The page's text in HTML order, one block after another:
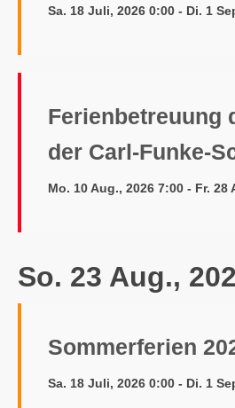
Sa. 18 Juli, 2026 0:00 - Di. 1
Ferienbetreuung
der Carl-Funke-
Mo. 10 Aug., 2026 7:00 - Fr. 28
So. 23 Aug.,
Sommerferien
Sa. 18 Juli, 2026 0:00 - Di. 1